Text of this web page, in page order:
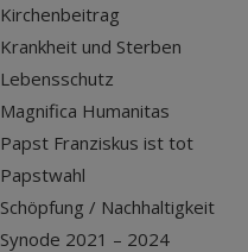
Kirchenbeitrag
Krankheit und Sterben
Lebensschutz
Magnifica Humanitas
Papst Franziskus ist tot
Papstwahl
Schöpfung / Nachhaltigkeit
Synode 2021 – 2024